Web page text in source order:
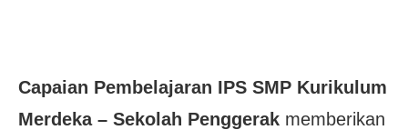
Capaian Pembelajaran IPS SMP Kurikulum
Merdeka – Sekolah Penggerak memberikan